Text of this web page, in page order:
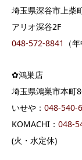
埼玉県深谷市上柴
アリオ深谷2F
048-572-8841
（
✿鴻巣店
埼玉県鴻巣市本町
いせや： 048-540-
KOMACHI： 048-
(火・水定休)